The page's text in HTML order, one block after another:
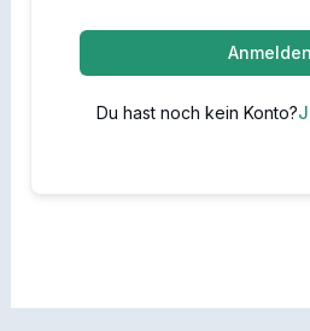
Anmelden
Du hast noch kein Konto?